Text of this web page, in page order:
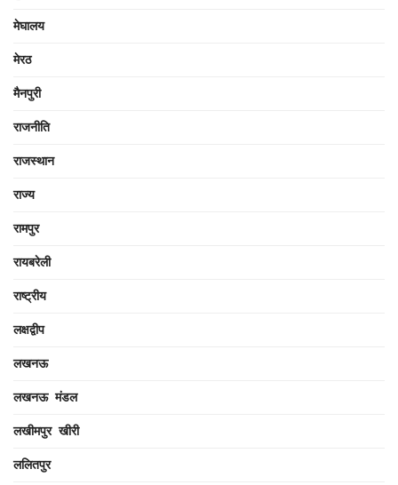
मेघालय
मेरठ
मैनपुरी
राजनीति
राजस्थान
राज्य
रामपुर
रायबरेली
राष्ट्रीय
लक्षद्वीप
लखनऊ
लखनऊ मंडल
लखीमपुर खीरी
ललितपुर